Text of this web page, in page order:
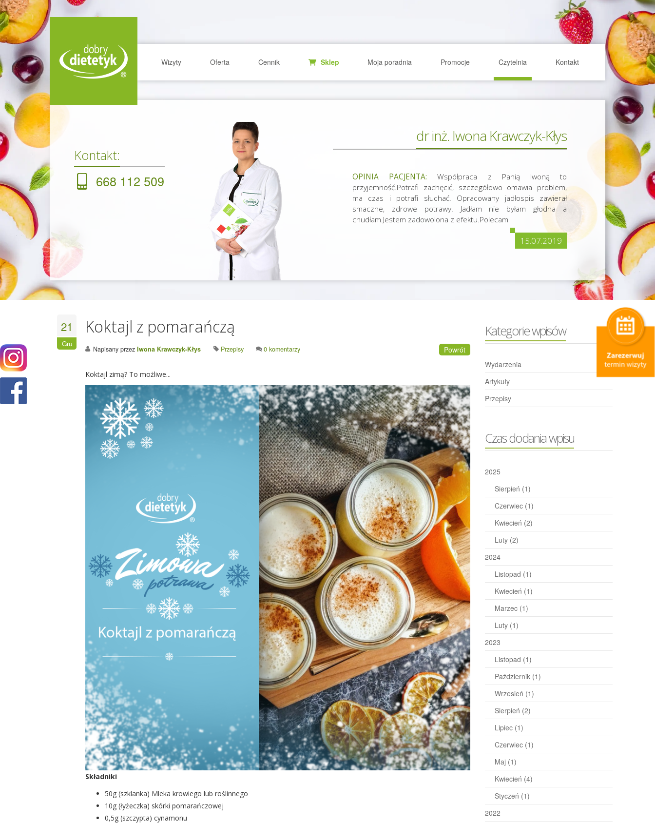
Wizyty Oferta Cennik Sklep Moja poradnia Promocje Czytelnia Kontakt
Kontakt:
668 112 509
dr inż. Iwona Krawczyk-Kłys
OPINIA PACJENTA: Współpraca z Panią Iwoną to
przyjemność.Potrafi zachęcić, szczegółowo omawia problem,
ma czas i potrafi słuchać. Opracowany jadłospis zawierał
smaczne, zdrowe potrawy. Jadłam nie byłam głodna a
chudłam.Jestem zadowolona z efektu.Polecam
15.07.2019
21
Gru
Koktajl z pomarańczą
Napisany przez Iwona Krawczyk-Kłys Przepisy 0 komentarzy Powrót
Koktajl zimą? To możliwe...
Składniki
50g (szklanka) Mleka krowiego lub roślinnego
10g (łyżeczka) skórki pomarańczowej
0,5g (szczypta) cynamonu
Kategorie wpisów
Wydarzenia
Artykuły
Przepisy
Czas dodania wpisu
2025
Sierpień (1)
Czerwiec (1)
Kwiecień (2)
Luty (2)
2024
Listopad (1)
Kwiecień (1)
Marzec (1)
Luty (1)
2023
Listopad (1)
Październik (1)
Wrzesień (1)
Sierpień (2)
Lipiec (1)
Czerwiec (1)
Maj (1)
Kwiecień (4)
Styczeń (1)
2022